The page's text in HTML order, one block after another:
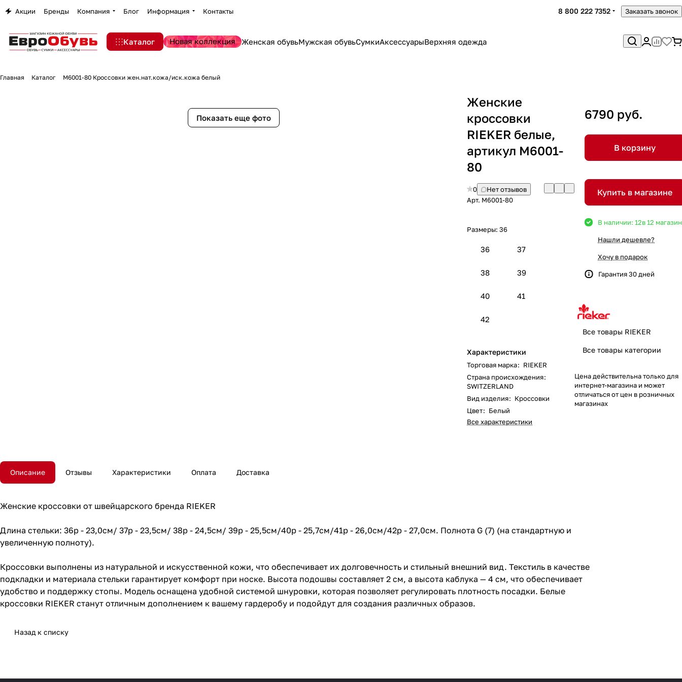
Акции Бренды Компания Блог Информация Контакты 8 800 222 7352 Заказать звонок
Каталог Новая коллекция Женская обувьМужская обувьСумкиАксессуарыВерхняя одежда
Главная Каталог M6001-80 Кроссовки жен.нат.кожа/иск.кожа белый
Показать еще фото
Женские
кроссовки
RIEKER белые,
артикул M6001-
80
0
Нет отзывов
Арт. M6001-80
Размеры: 36
36 37
38 39
40 41
42
Характеристики
Торговая марка: RIEKER
Страна происхождения:
SWITZERLAND
Вид изделия: Кроссовки
Цвет: Белый
Все характеристики
6790 руб.
В корзину
Купить в магазине
В наличии: 12в 12
Нашли дешевле?
Хочу в подарок
Гарантия 30 дней
Все товары RIEKER
Все товары категории
Цена действительна только для
интернет-магазина и может
отличаться от цен в розничных
магазинах
Описание Отзывы Характеристики Оплата Доставка
Женские кроссовки от швейцарского бренда RIEKER
Длина стельки: 36р - 23,0см/ 37р - 23,5см/ 38р - 24,5см/ 39р - 25,5см/40р - 25,7см/41р - 26,0см/42р - 27,0см. Полнота G (7) (на стандартную и
увеличенную полноту).
Кроссовки выполнены из натуральной и искусственной кожи, что обеспечивает их долговечность и стильный внешний вид. Текстиль в качестве
подкладки и материала стельки гарантирует комфорт при носке. Высота подошвы составляет 2 см, а высота каблука — 4 см, что обеспечивает
удобство и поддержку стопы. Модель оснащена удобной системой шнуровки, которая позволяет регулировать плотность посадки. Белые
кроссовки RIEKER станут отличным дополнением к вашему гардеробу и подойдут для создания различных образов.
Назад к списку